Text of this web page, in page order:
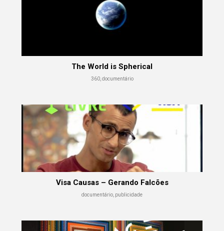
The World is Spherical
360, documentário
Visa Causas – Gerando Falcões
documentário, publicidade